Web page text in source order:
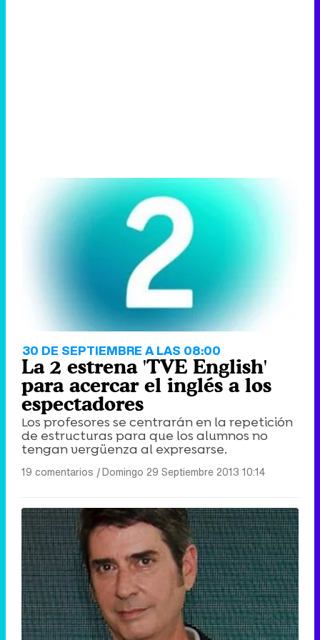
30 DE SEPTIEMBRE A LAS 08:00
La 2 estrena 'TVE English'
para acercar el inglés a los
espectadores
Los profesores se centrarán en la repetición
de estructuras para que los alumnos no
tengan vergüenza al expresarse.
19 comentarios |Domingo 29 Septiembre 2013 10:14